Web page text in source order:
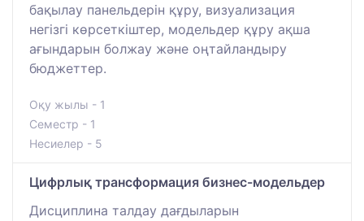
бақылау панельдерін құру, визуализация
негізгі көрсеткіштер, модельдер құру ақша
ағындарын болжау және оңтайландыру
бюджеттер.
Оқу жылы - 1
Семестр - 1
Несиелер - 5
Цифрлық трансформация бизнес-модельдер
Дисциплина талдау дағдыларын